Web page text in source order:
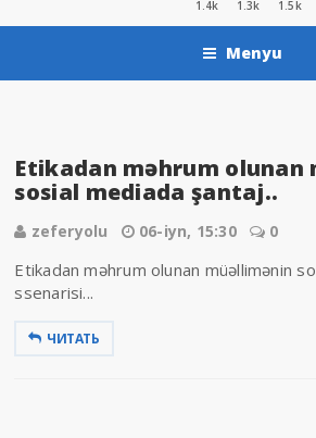
1.4k 1.3k 1.5k
Menyu
Etikadan məhrum olunan
sosial mediada şantaj..
zeferyolu 06-iyn, 15:30 0
Etikadan məhrum olunan müəllimənin
ssenarisi...
ЧИТАТЬ